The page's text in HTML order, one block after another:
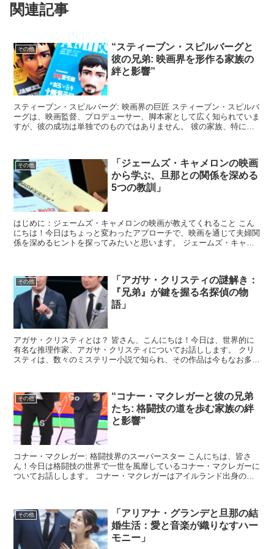
関連記事
その他
“スティーブン・スピルバーグと
彼の兄弟: 映画界を形作る家族の
絆と影響”
スティーブン・スピルバーグ: 映画界の巨匠 スティーブン・スピルバ
ーグは、映画監督、プロデューサー、脚本家として広く知られていま
すが、彼の成功は単独でのものではありません。 彼の家族、特に彼
その他
「ジェームズ・キャメロンの映画
から学ぶ、旦那との関係を深める
5つの教訓」
はじめに：ジェームズ・キャメロンの映画が教えてくれること こん
にちは！今日はちょっと変わったアプローチで、映画を通じて夫婦関
係を深めるヒントを探ってみたいと思います。 ジェームズ・キャメ
その他
「アガサ・クリスティの謎解き：
『兄弟』が鍵を握る名探偵の物
語」
アガサ・クリスティとは？ 皆さん、こんにちは！今日は、世界的に
有名な推理作家、アガサ・クリスティについてお話しします。 クリ
スティは、数々のミステリー小説で知られ、その作品は今もなお多く
その他
“コナー・マクレガーと彼の兄弟
たち: 格闘技の道を歩む家族の絆
と影響”
コナー・マクレガー: 格闘技界のスーパースター こんにちは、皆さ
ん！今日は格闘技の世界で一世を風靡しているコナー・マクレガーに
ついてお話しします。 コナー・マクレガーはアイルランド出身の総
その他
「アリアナ・グランデと旦那の結
婚生活：愛と音楽が織りなすハー
モニー」